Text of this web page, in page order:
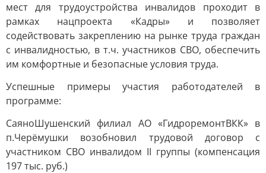
мест для трудоустройства инвалидов проходит в
рамках нацпроекта «Кадры» и позволяет
содействовать закреплению на рынке труда граждан
с инвалидностью, в т.ч. участников СВО, обеспечить
им комфортные и безопасные условия труда.
Успешные примеры участия работодателей в
программе:
СаяноШушенский филиал АО «ГидроремонтВКК» в
п.Черёмушки возобновил трудовой договор с
участником СВО инвалидом II группы (компенсация
197 тыс. руб.)